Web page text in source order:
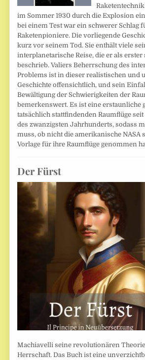
im Sommer 1930 durch die Explosion
bei einem Test war ein schwerer Schlag
Raketenpioniere. Die vorliegende
kurz vor seinem Tod. Sie enthält viele
interplanetarische Reise, die er als erster
beschrieb. Valiers Beherrschung des
Problems ist in dieser realistischen und
Geschichte offensichtlich, und sein
Bewältigung der Schwierigkeiten der
bemerkenswert. Es ist eine erstaunliche
tatsächlich stattfindenden Raumflüge
des zwanzigsten Jahrhunderts, sodass
muss, ob nicht die amerikanische NASA
Vorlage für ihre Raumflüge genommen
Der Fürst
Machiavelli seine revolutionären
Herrschaft. Das Buch ist eine